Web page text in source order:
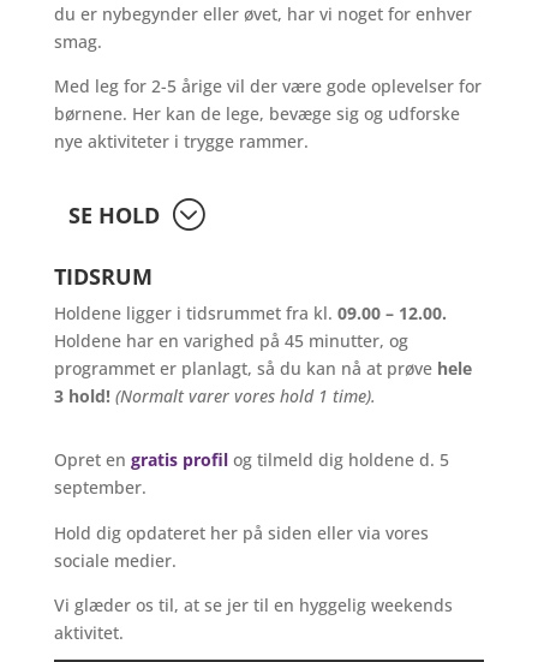
du er nybegynder eller øvet, har vi noget for enhver
smag.
Med leg for 2-5 årige vil der være gode oplevelser for
børnene. Her kan de lege, bevæge sig og udforske
nye aktiviteter i trygge rammer.
SE HOLD
TIDSRUM
Holdene ligger i tidsrummet fra kl. 09.00 – 12.00.
Holdene har en varighed på 45 minutter, og
programmet er planlagt, så du kan nå at prøve hele
3 hold! (Normalt varer vores hold 1 time).
Opret en gratis profilog tilmeld dig holdene d. 5
september.
Hold dig opdateret her på siden eller via vores
sociale medier.
Vi glæder os til, at se jer til en hyggelig weekends
aktivitet.